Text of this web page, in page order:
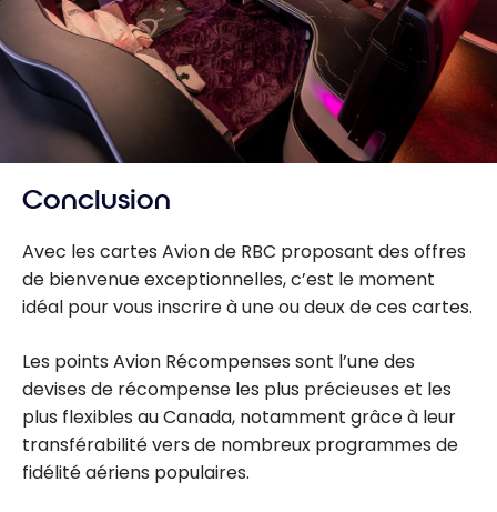
Conclusion
Avec les cartes Avion de RBC proposant des offres
de bienvenue exceptionnelles, c’est le moment
idéal pour vous inscrire à une ou deux de ces cartes.
Les points Avion Récompenses sont l’une des
devises de récompense les plus précieuses et les
plus flexibles au Canada, notamment grâce à leur
transférabilité vers de nombreux programmes de
fidélité aériens populaires.